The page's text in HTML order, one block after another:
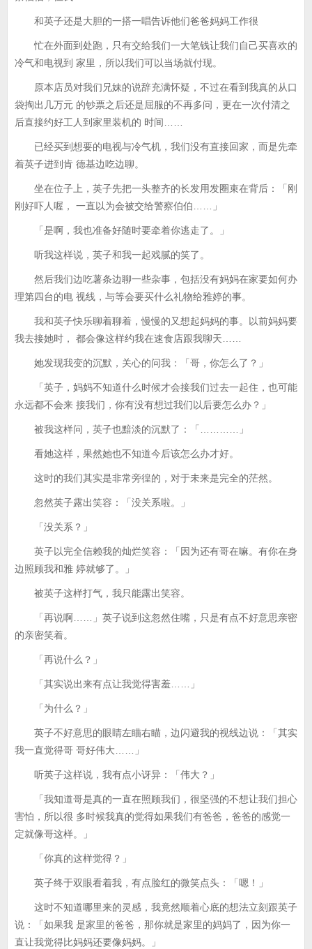
和英子还是大胆的一搭一唱告诉他们爸爸妈妈工作很
忙在外面到处跑，只有交给我们一大笔钱让我们自己买喜欢的
冷气和电视到 家里，所以我们可以当场就付现。
原本店员对我们兄妹的说辞充满怀疑，不过在看到我真的从口
袋掏出几万元 的钞票之后还是屈服的不再多问，更在一次付清之
后直接约好工人到家里装机的 时间……
已经买到想要的电视与冷气机，我们没有直接回家，而是先牵
着英子进到肯 德基边吃边聊。
坐在位子上，英子先把一头整齐的长发用发圈束在背后：「刚
刚好吓人喔， 一直以为会被交给警察伯伯……」
「是啊，我也准备好随时要牵着你逃走了。」
听我这样说，英子和我一起戏腻的笑了。
然后我们边吃薯条边聊一些杂事，包括没有妈妈在家要如何办
理第四台的电 视线，与等会要买什么礼物给雅婷的事。
我和英子快乐聊着聊着，慢慢的又想起妈妈的事。以前妈妈要
我去接她时， 都会像这样约我在速食店跟我聊天……
她发现我变的沉默，关心的问我：「哥，你怎么了？」
「英子，妈妈不知道什么时候才会接我们过去一起住，也可能
永远都不会来 接我们，你有没有想过我们以后要怎么办？」
被我这样问，英子也黯淡的沉默了：「…………」
看她这样，果然她也不知道今后该怎么办才好。
这时的我们其实是非常旁徨的，对于未来是完全的茫然。
忽然英子露出笑容：「没关系啦。」
「没关系？」
英子以完全信赖我的灿烂笑容：「因为还有哥在嘛。有你在身
边照顾我和雅 婷就够了。」
被英子这样打气，我只能露出笑容。
「再说啊……」英子说到这忽然住嘴，只是有点不好意思亲密
的亲密笑着。
「再说什么？」
「其实说出来有点让我觉得害羞……」
「为什么？」
英子不好意思的眼睛左瞄右瞄，边闪避我的视线边说：「其实
我一直觉得哥 哥好伟大……」
听英子这样说，我有点小讶异：「伟大？」
「我知道哥是真的一直在照顾我们，很坚强的不想让我们担心
害怕，所以很 多时候我真的觉得如果我们有爸爸，爸爸的感觉一
定就像哥这样。」
「你真的这样觉得？」
英子终于双眼看着我，有点脸红的微笑点头：「嗯！」
这时不知道哪里来的灵感，我竟然顺着心底的想法立刻跟英子
说：「如果我 是家里的爸爸，那你就是家里的妈妈了，因为你一
直让我觉得比妈妈还要像妈妈。」